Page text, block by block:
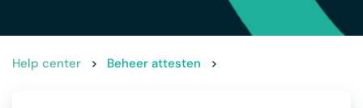
Help center > Beheer attesten >